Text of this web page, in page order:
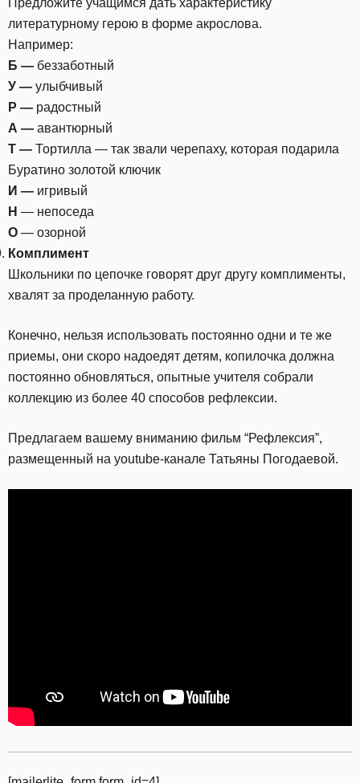
литературному герою в форме акрослова.
Например:
Б — беззаботный
У — улыбчивый
Р — радостный
А — авантюрный
Т — Тортилла — так звали черепаху, которая подарила
Буратино золотой ключик
И — игривый
Н — непоседа
О — озорной
Комплимент
Школьники по цепочке говорят друг другу комплименты,
хвалят за проделанную работу.
Конечно, нельзя использовать постоянно одни и те же
приемы, они скоро надоедят детям, копилочка должна
постоянно обновляться, опытные учителя собрали
коллекцию из более 40 способов рефлексии.
Предлагаем вашему вниманию фильм “Рефлексия”,
размещенный на youtube-канале Татьяны Погодаевой.